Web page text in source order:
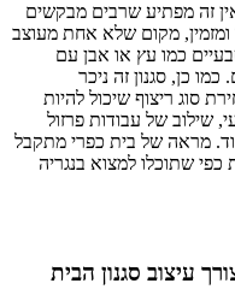
אין זה מפתיע שרבים מבקשים
מקום שלא אחת מעוצב
כמו עץ או אבן עם
כן, סגנון זה ניכר
סוג ריצוף שיכול להיות
שילוב של עבודות פרזול
מראה של בית כפרי מתקבל
שתוכלו למצוא בנגריה
עיצוב סגנון הבית